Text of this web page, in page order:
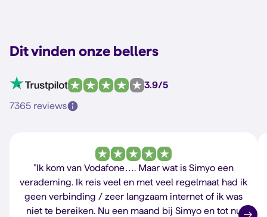
Dit vinden onze bellers
3.9/5
7365 reviews
"Ik kom van Vodafone…. Maar wat is Simyo een
verademing. Ik reis veel en met veel regelmaat had ik
geen verbinding / zeer langzaam internet of ik was
niet te bereiken. Nu een maand bij Simyo en tot nu